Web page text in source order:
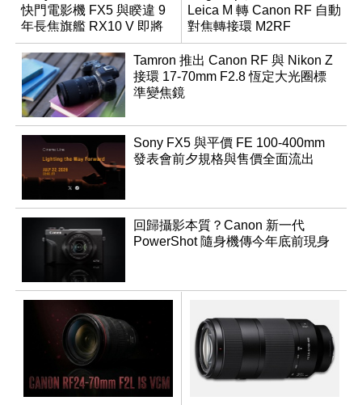
快門電影機 FX5 與睽違 9
年長焦旗艦 RX10 V 即將
登場
Leica M 轉 Canon RF 自動
對焦轉接環 M2RF
Tamron 推出 Canon RF 與 Nikon Z
接環 17-70mm F2.8 恆定大光圈標
準變焦鏡
Sony FX5 與平價 FE 100-400mm
發表會前夕規格與售價全面流出
回歸攝影本質？Canon 新一代
PowerShot 隨身機傳今年底前現身